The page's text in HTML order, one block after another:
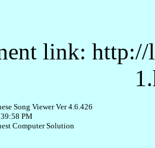
link:
Song Viewer Ver 4.6.426
PM
Computer Solution